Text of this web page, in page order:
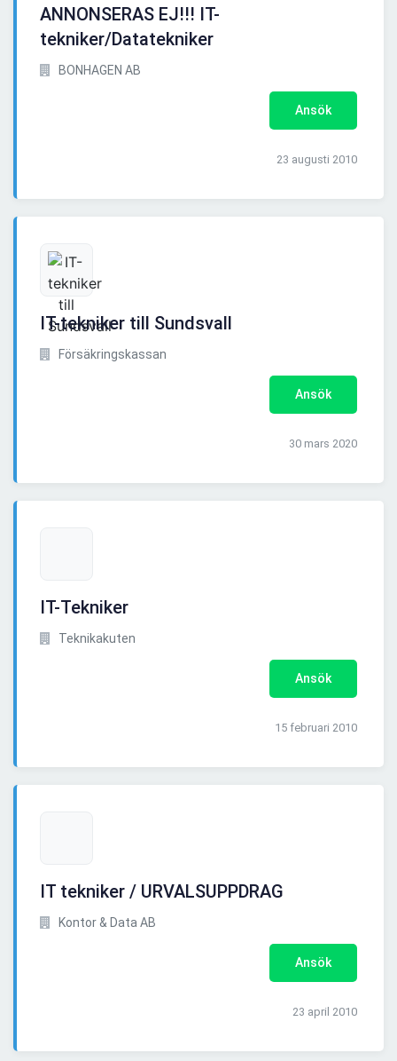
ANNONSERAS EJ!!! IT-
tekniker/Datatekniker
BONHAGEN AB
Ansök
23 augusti 2010
IT-tekniker till Sundsvall
Försäkringskassan
Ansök
30 mars 2020
IT-Tekniker
Teknikakuten
Ansök
15 februari 2010
IT tekniker / URVALSUPPDRAG
Kontor & Data AB
Ansök
23 april 2010